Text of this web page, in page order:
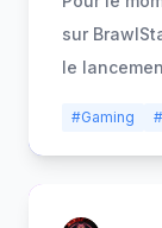
sur
le
#Gaming